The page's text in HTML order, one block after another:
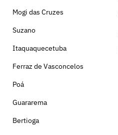
Mogi das Cruzes
Suzano
Itaquaquecetuba
Ferraz de Vasconcelos
Poá
Guararema
Bertioga